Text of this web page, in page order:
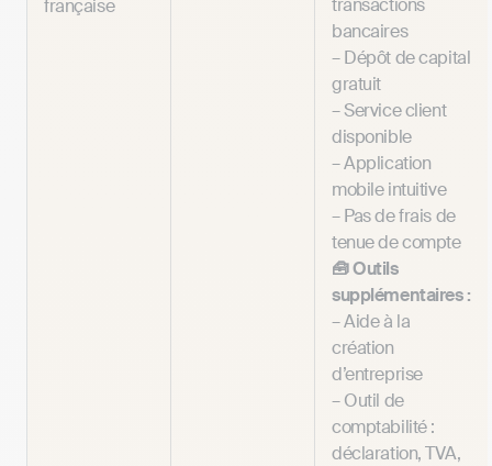
française
transactions
bancaires
– Dépôt de capital
gratuit
– Service client
disponible
– Application
mobile intuitive
– Pas de frais de
tenue de compte
🧰 Outils
supplémentaires :
– Aide à la
création
d’entreprise
– Outil de
comptabilité :
déclaration, TVA,